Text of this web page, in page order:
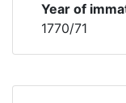
Year of
1770/71